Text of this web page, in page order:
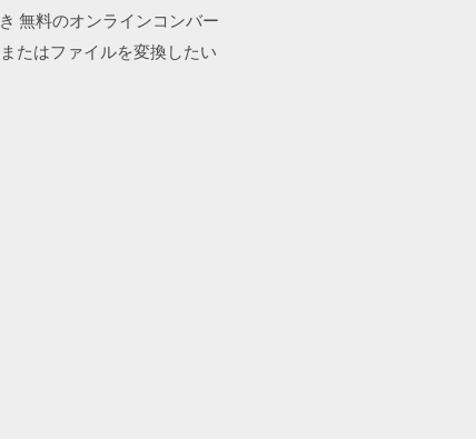
無料のオンラインコンバー
たはファイルを変換したい